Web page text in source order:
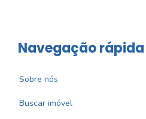
Navegação rápida
Sobre nós
Buscar imóvel